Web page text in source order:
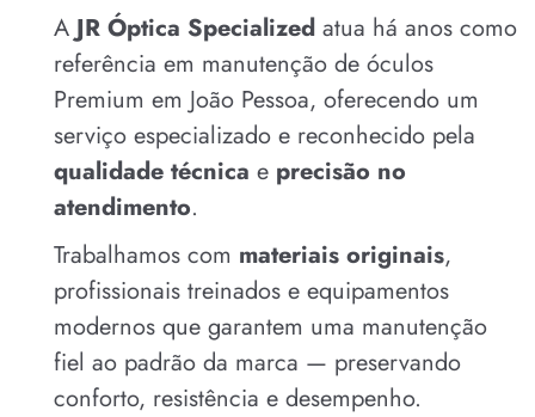
A JR Óptica Specialized atua há anos como
referência em manutenção de óculos
Premium em João Pessoa, oferecendo um
serviço especializado e reconhecido pela
qualidade técnica e precisão no
atendimento.
Trabalhamos com materiais originais,
profissionais treinados e equipamentos
modernos que garantem uma manutenção
fiel ao padrão da marca — preservando
conforto, resistência e desempenho.